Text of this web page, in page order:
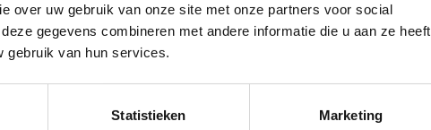
over uw gebruik van onze site met onze partners voor social
gegevens combineren met andere informatie die u aan ze heeft
gebruik van hun services.
Statistieken Marketing